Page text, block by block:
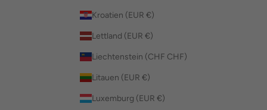
Kroatien (EUR €)
Lettland (EUR €)
Liechtenstein (CHF CHF)
Litauen (EUR €)
Luxemburg (EUR €)